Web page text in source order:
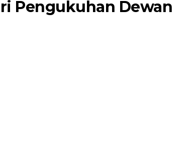
Pengukuhan Dewan